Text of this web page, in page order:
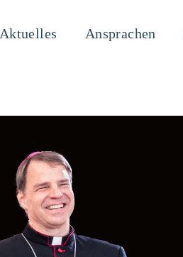
Aktuelles Ansprachen